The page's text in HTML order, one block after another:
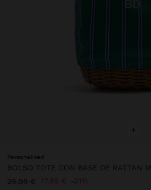
+
Personalized
BOLSO TOTE CON BASE DE RATTAN M
25,99 €
17,99 € 31%